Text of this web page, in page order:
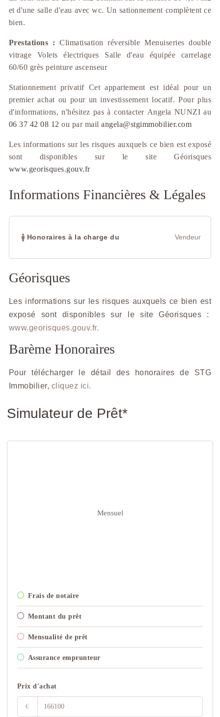
et d'une salle d'eau avec wc. Un sationnement complètent ce
bien.
Prestations : Climatisation réversible Menuiseries double
vitrage Volets électriques Salle d'eau équipée carrelage
60/60 grès peinture ascenseur
Stationnement privatif Cet appartement est idéal pour un
premier achat ou pour un investissement locatif. Pour plus
d'informations, n'hésitez pas à contacter Angela NUNZI au
06 37 42 08 12 ou par mailangela@stgimmobilier.com
Les informations sur les risques auxquels ce bien est exposé
sont disponibles sur le site Géorisques
www.georisques.gouv.fr
Informations Financières & Légales
Honoraires à la charge du Vendeur
Géorisques
Les informations sur les risques auxquels ce bien est
exposé sont disponibles sur le site Géorisques :
www.georisques.gouv.fr.
Barème Honoraires
Pour télécharger le détail des honoraires de STG
Immobilier, cliquez ici.
Simulateur de Prêt*
Mensuel
Frais de notaire
Montant du prêt
Mensualité de prêt
Assurance emprunteur
Prix d'achat
€